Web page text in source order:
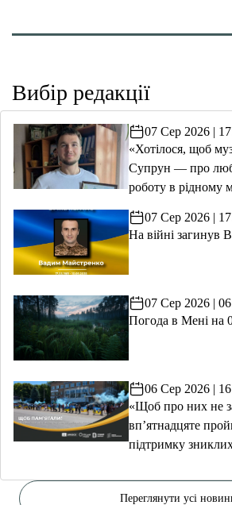
Вибір редакції
07 Сер 2026 |
«Хотілося, щоб
Супрун — про
роботу в рідному
07 Сер 2026 |
На війні загинув
07 Сер 2026 |
Погода в Мені на
06 Сер 2026 |
«Щоб про них не
вп’ятнадцяте
підтримку
Переглянути усі